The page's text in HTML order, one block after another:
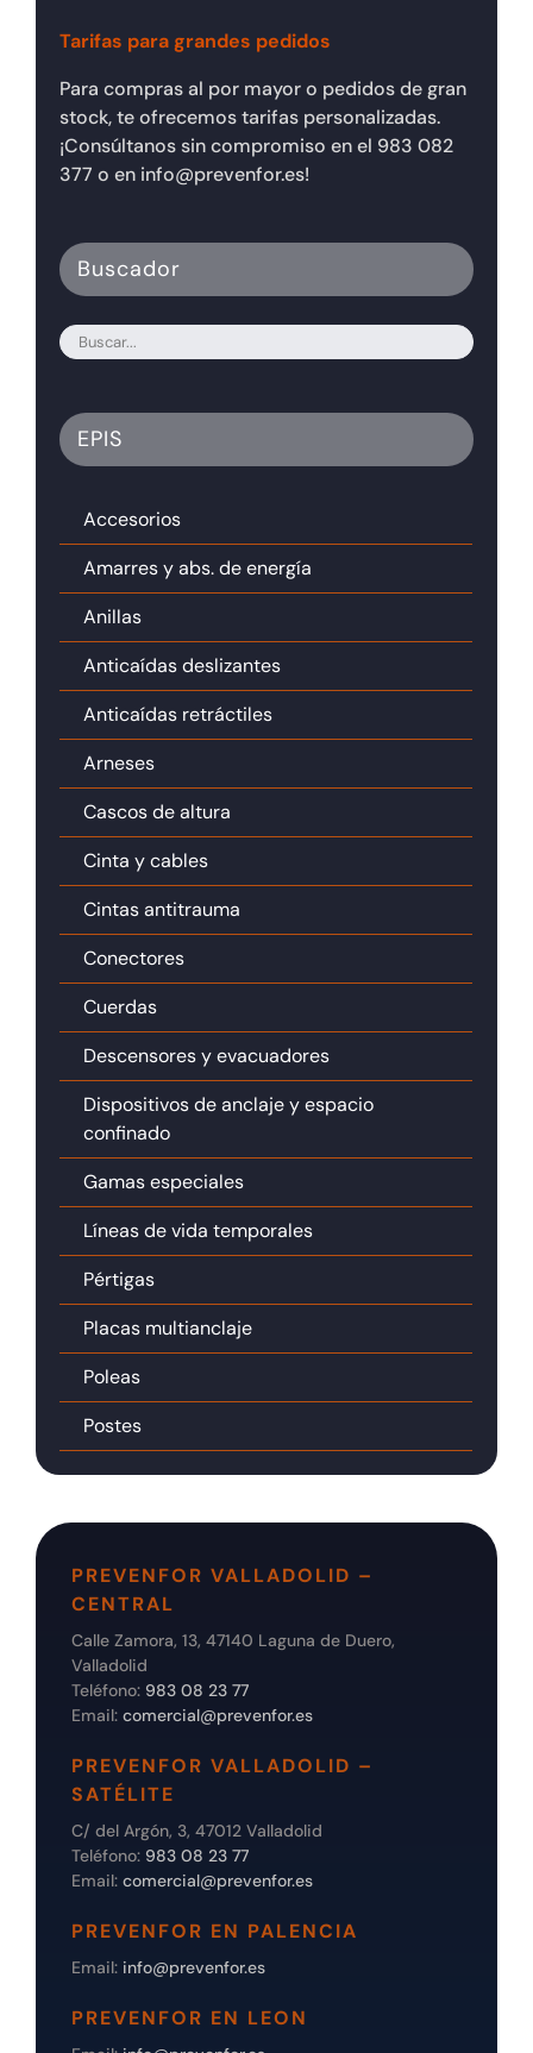
Tarifas para grandes pedidos
Para compras al por mayor o pedidos de gran
stock, te ofrecemos tarifas personalizadas.
¡Consúltanos sin compromiso en el 983 082
377 o en info@prevenfor.es!
Buscador
EPIS
Accesorios
Amarres y abs. de energía
Anillas
Anticaídas deslizantes
Anticaídas retráctiles
Arneses
Cascos de altura
Cinta y cables
Cintas antitrauma
Conectores
Cuerdas
Descensores y evacuadores
Dispositivos de anclaje y espacio
confinado
Gamas especiales
Líneas de vida temporales
Pértigas
Placas multianclaje
Poleas
Postes
PREVENFOR VALLADOLID –
CENTRAL
Calle Zamora, 13, 47140 Laguna de Duero,
Valladolid
Teléfono: 983 08 23 77
Email: comercial@prevenfor.es
PREVENFOR VALLADOLID –
SATÉLITE
C/ del Argón, 3, 47012 Valladolid
Teléfono: 983 08 23 77
Email: comercial@prevenfor.es
PREVENFOR EN PALENCIA
Email: info@prevenfor.es
PREVENFOR EN LEON